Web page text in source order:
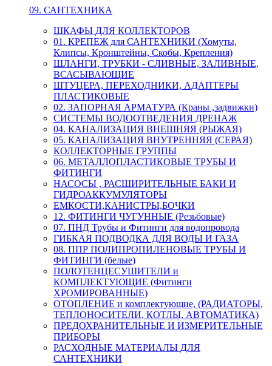
09. САНТЕХНИКА
ШКАФЫ ДЛЯ КОЛЛЕКТОРОВ
01. КРЕПЕЖ для САНТЕХНИКИ (Хомуты,
Клипсы, Кронштейны, Скобы, Крепления)
ШЛАНГИ, ТРУБКИ - СЛИВНЫЕ, ЗАЛИВНЫЕ,
ВСАСЫВАЮЩИЕ
ШТУЦЕРА, ПЕРЕХОДНИКИ, АДАПТЕРЫ
ПЛАСТИКОВЫЕ
02. ЗАПОРНАЯ АРМАТУРА (Краны ,задвижки)
СИСТЕМЫ ВОДООТВЕДЕНИЯ ДРЕНАЖ
04. КАНАЛИЗАЦИЯ ВНЕШНЯЯ (РЫЖАЯ)
05. КАНАЛИЗАЦИЯ ВНУТРЕННЯЯ (СЕРАЯ)
КОЛЛЕКТОРНЫЕ ГРУППЫ
06. МЕТАЛЛОПЛАСТИКОВЫЕ ТРУБЫ И
ФИТИНГИ
НАСОСЫ , РАСШИРИТЕЛЬНЫЕ БАКИ И
ГИДРОАККУМУЛЯТОРЫ
ЕМКОСТИ,КАНИСТРЫ,БОЧКИ
12. ФИТИНГИ ЧУГУННЫЕ (Резьбовые)
07. ПНД Трубы и Фитинги для водопровода
ГИБКАЯ ПОДВОДКА ДЛЯ ВОДЫ И ГАЗА
08. ППР ПОЛИПРОПИЛЕНОВЫЕ ТРУБЫ И
ФИТИНГИ (белые)
ПОЛОТЕНЦЕСУШИТЕЛИ и
КОМПЛЕКТУЮЩИЕ (Фитинги
ХРОМИРОВАННЫЕ)
ОТОПЛЕНИЕ и комплектующие, (РАДИАТОРЫ,
ТЕПЛОНОСИТЕЛИ, КОТЛЫ, АВТОМАТИКА)
ПРЕДОХРАНИТЕЛЬНЫЕ И ИЗМЕРИТЕЛЬНЫЕ
ПРИБОРЫ
РАСХОДНЫЕ МАТЕРИАЛЫ ДЛЯ
САНТЕХНИКИ